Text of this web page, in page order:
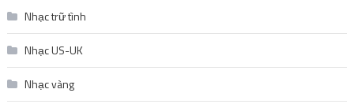
Nhạc trữ tình
Nhạc US-UK
Nhạc vàng